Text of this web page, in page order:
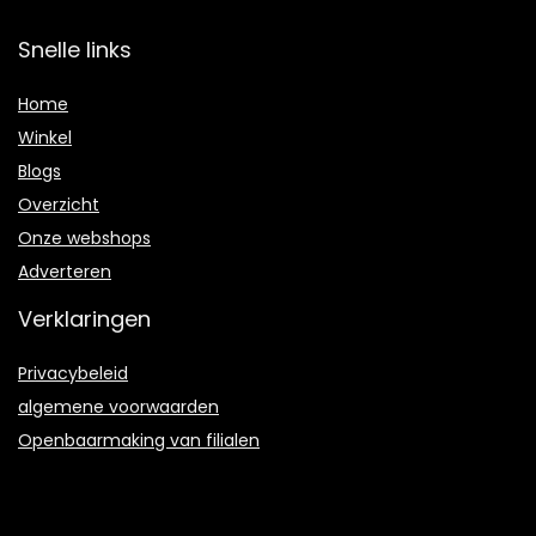
Snelle links
Home
Winkel
Blogs
Overzicht
Onze webshops
Adverteren
Verklaringen
Privacybeleid
algemene voorwaarden
Openbaarmaking van filialen